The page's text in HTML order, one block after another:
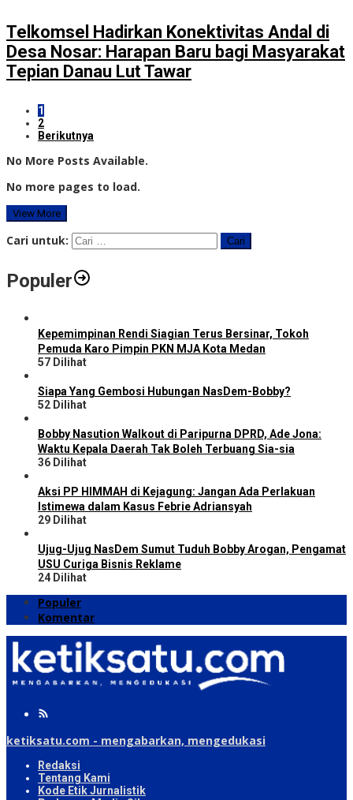
Telkomsel Hadirkan Konektivitas Andal di
Desa Nosar: Harapan Baru bagi Masyarakat
Tepian Danau Lut Tawar
1
2
Berikutnya
No More Posts Available.
No more pages to load.
View More
Cari untuk:
Populer
Kepemimpinan Rendi Siagian Terus Bersinar, Tokoh
Pemuda Karo Pimpin PKN MJA Kota Medan
57 Dilihat
Siapa Yang Gembosi Hubungan NasDem-Bobby?
52 Dilihat
Bobby Nasution Walkout di Paripurna DPRD, Ade Jona:
Waktu Kepala Daerah Tak Boleh Terbuang Sia-sia
36 Dilihat
Aksi PP HIMMAH di Kejagung: Jangan Ada Perlakuan
Istimewa dalam Kasus Febrie Adriansyah
29 Dilihat
Ujug-Ujug NasDem Sumut Tuduh Bobby Arogan, Pengamat
USU Curiga Bisnis Reklame
24 Dilihat
Populer
Komentar
ketiksatu.com - mengabarkan, mengedukasi
Redaksi
Tentang Kami
Kode Etik Jurnalistik